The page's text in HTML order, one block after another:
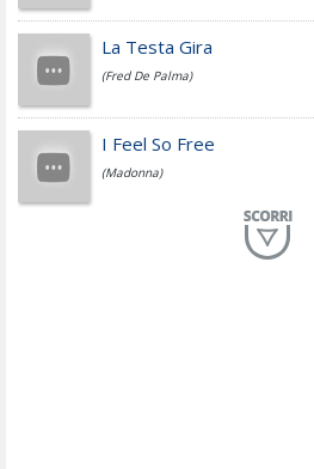
Fedez
Simone Cristicchi
La Testa Gira
(Fred De Palma)
I Feel So Free
(Madonna)